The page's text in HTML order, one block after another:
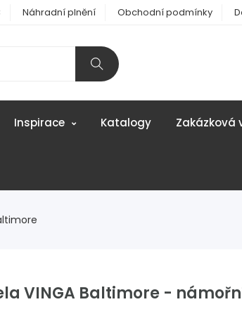
Náhradní plnění Obchodní podmínky
Inspirace Katalogy Zakázková
VINGA Baltimore -